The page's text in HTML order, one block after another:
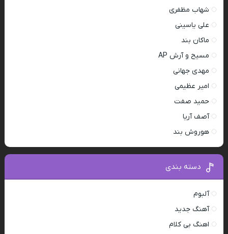
شهاب مظفری
علی یاسینی
ماکان بند
مسیح و آرش AP
مهدی جهانی
امیر عظیمی
حمید صفت
آصف آریا
هوروش بند
دسته بندی
آلبوم
آهنگ جدید
اهنگ بی کلام